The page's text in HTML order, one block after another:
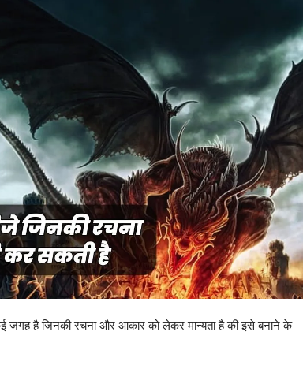
जगह है जिनकी रचना और आकार को लेकर मान्यता है की इसे बनाने के